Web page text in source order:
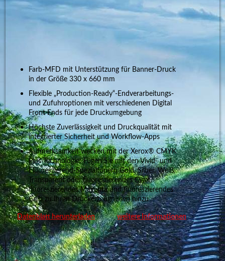
Farb-MFD mit Unterstützung für Banner-Druck
in der Größe 330 x 660 mm
Flexible „Production-Ready“-Endverarbeitungs-
und Zufuhroptionen mit verschiedenen Digital
Front Ends für jede Druckumgebung
Höchste Zuverlässigkeit und Druckqualität mit
integrierter Sicherheit und Workflow-Apps
Aufmerksamkeit wecken mit der Xerox® CMYK
Plus-Technologie: Fügen Sie mit den Vivid- und
Fluoreszierend-Spezialtonern Gold, Silber, Weiß,
Transparent oder fluoreszierendes Cyan,
fluoreszierendes Magenta und fluoreszierendes
Gelb zu Ihren Druckerzeugnissen hinzu
Datenblatt herunterladen weitere Informationen